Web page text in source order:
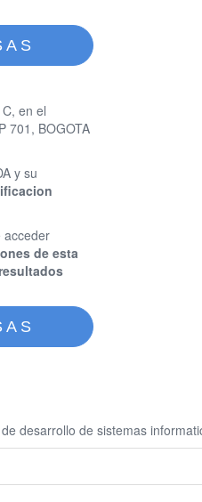
A S
en el
701, BOGOTA
y su
acceder
de esta
A S
desarrollo de sistemas